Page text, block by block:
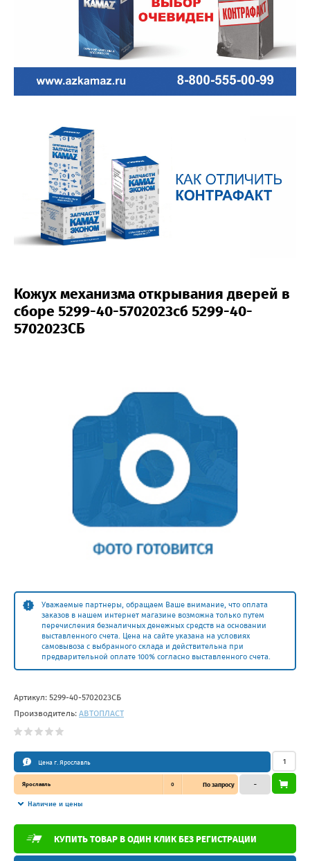
Кожух механизма открывания дверей в
сборе 5299-40-5702023сб 5299-40-
5702023СБ
Уважаемые партнеры, обращаем Ваше внимание, что оплата
заказов в нашем интернет магазине возможна только путем
перечисления безналичных денежных средств на основании
выставленного счета. Цена на сайте указана на условиях
самовывоза с выбранного склада и действительна при
предварительной оплате 100% согласно выставленного счета.
Артикул: 5299-40-5702023СБ
Производитель: АВТОПЛАСТ
Цена г. Ярославль
Ярославль 0 По запросу
Наличие и цены
–
КУПИТЬ ТОВАР В ОДИН КЛИК БЕЗ РЕГИСТРАЦИИ